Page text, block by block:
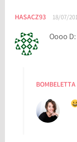
HASACZ93 18/07/
Oooo
BOMBELETTA